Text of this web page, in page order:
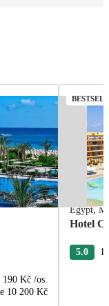
190 Kč /os.
10 200 Kč
Egypt,
Hotel
5.0